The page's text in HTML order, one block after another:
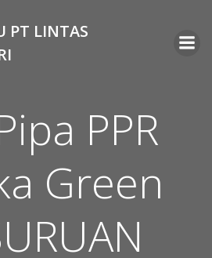
to
PPR
Green